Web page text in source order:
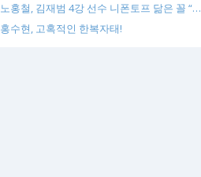
노홍철, 김재범 4강 선수 니폰토프 닮은 꼴 “…
홍수현, 고혹적인 한복자태!